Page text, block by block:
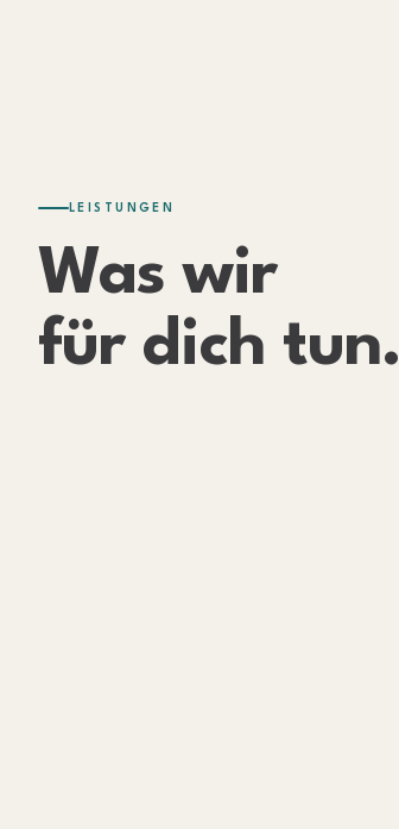
LEISTUNGEN
Was wir
für dich tun.